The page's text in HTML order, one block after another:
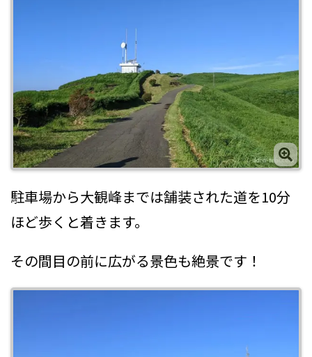
駐車場から大観峰までは舗装された道を10分
ほど歩くと着きます。
その間目の前に広がる景色も絶景です！